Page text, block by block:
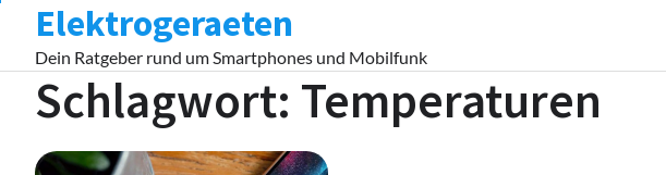
content
Elektrogeraeten
Dein Ratgeber rund um Smartphones und Mobilfunk
Schlagwort: Temperaturen